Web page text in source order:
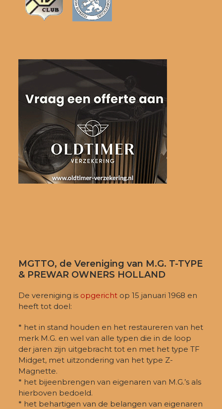
MGTTO, de Vereniging van M.G. T-TYPE
& PREWAR OWNERS HOLLAND
De vereniging is opgericht op 15 januari 1968 en
heeft tot doel:
* het in stand houden en het restaureren van het
merk M.G. en wel van alle typen die in de loop
der jaren zijn uitgebracht tot en met het type TF
Midget, met uitzondering van het type Z-
Magnette.
* het bijeenbrengen van eigenaren van M.G.’s als
hierboven bedoeld.
* het behartigen van de belangen van eigenaren